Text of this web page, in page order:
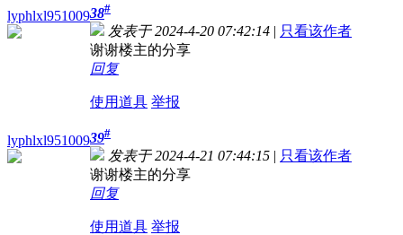
lyphlxl95100938#
发表于 2024-4-20 07:42:14 | 只看该作者
谢谢楼主的分享
回复
使用道具 举报
lyphlxl95100939#
发表于 2024-4-21 07:44:15 | 只看该作者
谢谢楼主的分享
回复
使用道具 举报